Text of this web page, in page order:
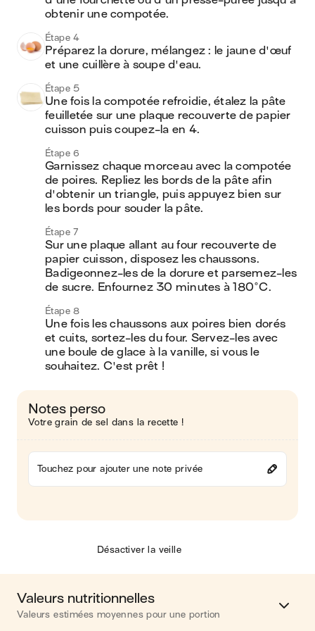
obtenir une compotée.
Étape 4
Préparez la dorure, mélangez : le jaune d'œuf
et une cuillère à soupe d'eau.
Étape 5
Une fois la compotée refroidie, étalez la pâte
feuilletée sur une plaque recouverte de papier
cuisson puis coupez-la en 4.
Étape 6
Garnissez chaque morceau avec la compotée
de poires. Repliez les bords de la pâte afin
d'obtenir un triangle, puis appuyez bien sur
les bords pour souder la pâte.
Étape 7
Sur une plaque allant au four recouverte de
papier cuisson, disposez les chaussons.
Badigeonnez-les de la dorure et parsemez-les
de sucre. Enfournez 30 minutes à 180°C.
Étape 8
Une fois les chaussons aux poires bien dorés
et cuits, sortez-les du four. Servez-les avec
une boule de glace à la vanille, si vous le
souhaitez. C'est prêt !
Notes perso
Votre grain de sel dans la recette !
Touchez pour ajouter une note privée
Désactiver la veille
Valeurs nutritionnelles
Valeurs estimées moyennes pour une portion